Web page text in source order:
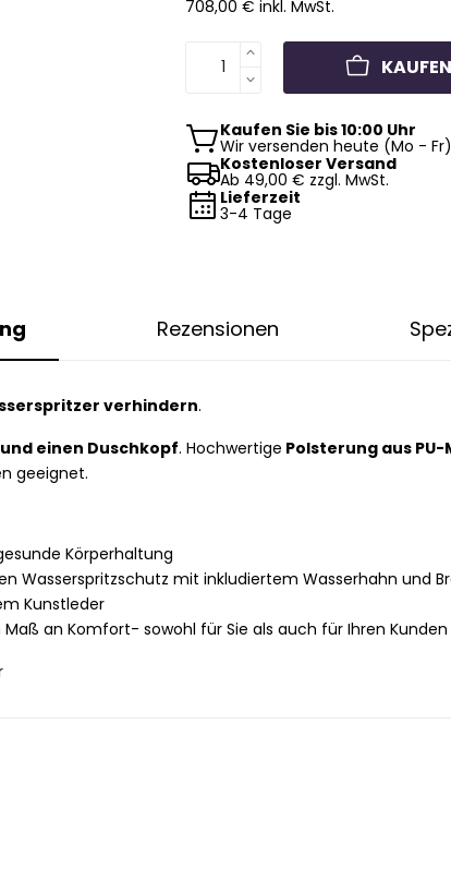
708,00 € inkl. MwSt.
KAUFEN
Kaufen Sie bis 10:00 Uhr
Wir versenden heute (Mo - Fr)
Kostenloser Versand
Ab 49,00 € zzgl. MwSt.
Lieferzeit
3-4 Tage
Rezensionen
verhindern.
einen Duschkopf. Hochwertige Polsterung aus
geeignet.
Körperhaltung
Wasserspritzschutz mit inkludiertem Wasserhahn und
Kunstleder
an Komfort- sowohl für Sie als auch für Ihren Kunden